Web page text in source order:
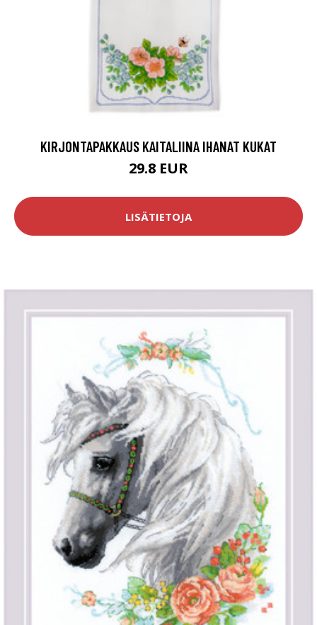
KIRJONTAPAKKAUS KAITALIINA IHANAT KUKAT
29.8 EUR
LISÄTIETOJA